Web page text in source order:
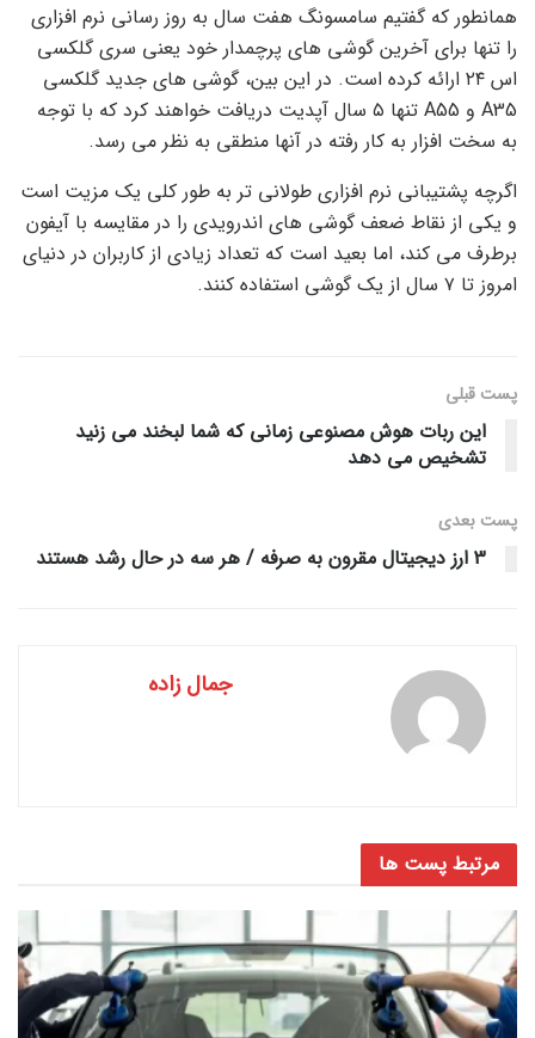
همانطور که گفتیم سامسونگ هفت سال به روز رسانی نرم افزاری
را تنها برای آخرین گوشی های پرچمدار خود یعنی سری گلکسی
اس ۲۴ ارائه کرده است. در این بین، گوشی های جدید گلکسی
A35 و A55 تنها ۵ سال آپدیت دریافت خواهند کرد که با توجه
به سخت افزار به کار رفته در آنها منطقی به نظر می رسد.
اگرچه پشتیبانی نرم افزاری طولانی تر به طور کلی یک مزیت است
و یکی از نقاط ضعف گوشی های اندرویدی را در مقایسه با آیفون
برطرف می کند، اما بعید است که تعداد زیادی از کاربران در دنیای
امروز تا ۷ سال از یک گوشی استفاده کنند.
پست قبلی
این ربات هوش مصنوعی زمانی که شما لبخند می زنید
تشخیص می دهد
پست‌ بعدی
3 ارز دیجیتال مقرون به صرفه / هر سه در حال رشد هستند
جمال زاده
مرتبط پست ها